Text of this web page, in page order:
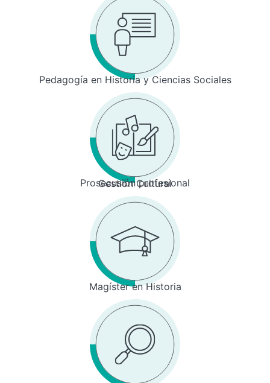
Pedagogía en Historia y Ciencias Sociales
Prosecusión profesional
Gestión Cultural
Magíster en Historia